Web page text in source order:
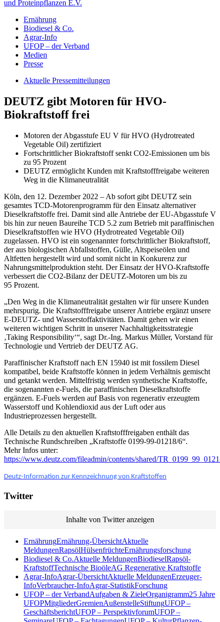
und Proteinpflanzen E.V.
Ernährung
Biodiesel & Co.
Agrar-Info
UFOP – der Verband
Medien
Presse
Aktuelle Pressemitteilungen
DEUTZ gibt Motoren für HVO-
Biokraftstoff frei
Motoren der Abgasstufe EU V für HVO (Hydrotreated
Vegetable Oil) zertifiziert
Fortschrittlicher Biokraftstoff senkt CO2-Emissionen um bis
zu 95 Prozent
DEUTZ ermöglicht Kunden mit Kraftstofffreigabe weiteren
Weg in die Klimaneutralität
Köln, den 12. Dezember 2022 – Ab sofort gibt DEUTZ sein
gesamtes TCD-Motorenprogramm für den Einsatz alternativer
Dieselkraftstoffe frei. Damit sind alle Antriebe der EU-Abgasstufe V
bis hin zur neuen Baureihe TCD 5.2 zum Betrieb mit paraffinischen
Dieselkraftstoffen wie HVO (Hydrotreated Vegetable Oil)
zugelassen. HVO ist ein sogenannter fortschrittlicher Biokraftstoff,
der aus biologischen Abfallstoffen, Gülle, Altspeiseölen und
Altfetten hergestellt wird und somit nicht in Konkurenz zur
Nahrungsmittelproduktion steht. Der Einsatz der HVO-Kraftstoffe
verbessert die CO2-Bilanz der DEUTZ-Motoren um bis zu
95 Prozent.
„Den Weg in die Klimaneutralität gestalten wir für unsere Kunden
mehrspurig. Die Kraftstofffreigabe unserer Antriebe ergänzt unsere
E-DEUTZ- und Wasserstoffaktivitäten. Damit gehen wir einen
weiteren wichtigen Schritt in unserer Nachhaltigkeitsstrategie
‚Taking Responsibility‘“, sagt Dr.-Ing. Markus Müller, Vorstand für
Technologie und Vertrieb der DEUTZ AG.
Paraffinischer Kraftstoff nach EN 15940 ist mit fossilem Diesel
kompatibel, beide Kraftstoffe können in jedem Verhältnis gemischt
und getankt werden. Mittelfristig werden synthetische Kraftstoffe,
die sogenannten e-Fuels, die paraffinischen Dieselkraftstoffe
ergänzen. E-Fuels werden auf Basis von regenerativ erzeugtem
Wasserstoff und Kohlendioxid aus der Luft oder aus
Industrieprozessen hergestellt.
Alle Details zu den aktuellen Kraftstofffreigaben enthält das
Technische Rundschreiben „Kraftstoffe 0199-99-01218/6“.
Mehr Infos unter:
https://www.deutz.com/fileadmin/contents/shared/
Deutz-Information zur Kennzeichnung von Kraftstoffen
Twitter
Inhalte von Twitter anzeigen
ErnährungErnährung-ÜbersichtAktuelle
MeldungenRapsölHülsenfrüchteErnährungsforschung
Biodiesel & Co.Aktuelle MeldungenBiodieselRapsöl-
KraftstoffTechnische BioöleAG Regenerative Kraftstoffe
Agrar-InfoAgrar-ÜbersichtAktuelle MeldungenErzeuger-
InfoVerbraucher-InfoAgrar-StatistikForschung
UFOP – der VerbandAufgaben & ZieleOrganigramm25 Jahre
UFOPMitgliederGremienAußenstelleStiftungUFOP –
GeschäftsberichtUFOP – PerspektivforumUFOP –